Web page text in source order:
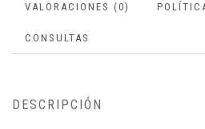
VALORACIONES (0)
CONSULTAS
DESCRIPCIÓN